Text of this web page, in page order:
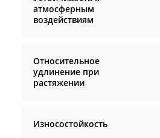
атмосферным
воздействиям
Относительное
удлинение при
растяжении
Износостойкость